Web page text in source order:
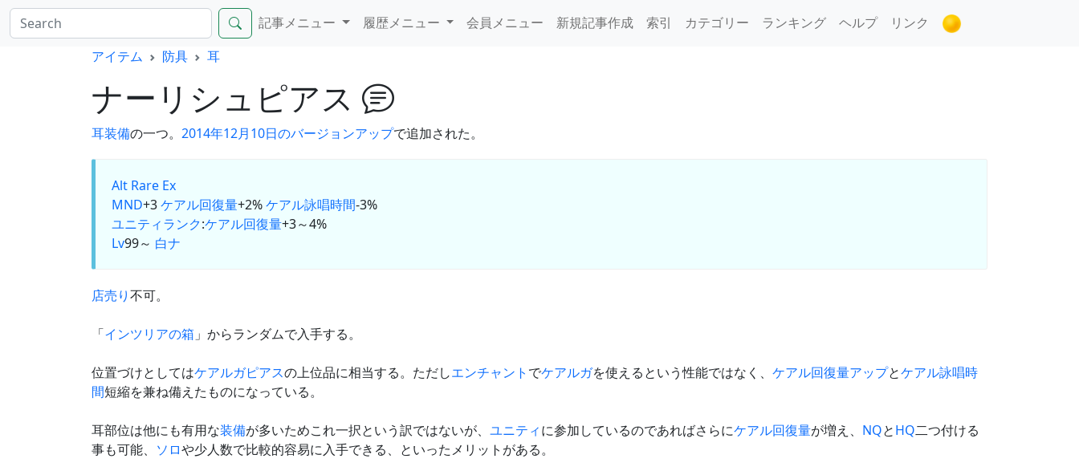
記事メニュー 履歴メニュー 会員メニュー 新規記事作成 索引 カテゴリー ランキング ヘルプ
リンク
アイテム
防具 耳
ナーリシュピアス
耳装備の一つ。 2014年12月10日のバージョンアップで追加された。
Alt Rare Ex
MND+3ケアル回復量+2%ケアル詠唱時間-3%
ユニティランク:ケアル回復量+3～4%
Lv99～ 白ナ
店売り不可。
「インツリアの箱 」からランダムで入手する。
位置づけとしてはケアルガピアスの上位品に相当する。ただしエンチャント でケアルガを使えるという性能ではなく、 ケアル回復量アップとケアル詠唱時
間短縮を兼ね備えたものになっている。
耳部位は他にも有用な装備が多いためこれ一択という訳ではないが、 ユニティに参加しているのであればさらにケアル回復量が増え、 NQとHQ二つ付ける
事も可能、 ソロや少人数で比較的容易に入手できる、といったメリットがある。